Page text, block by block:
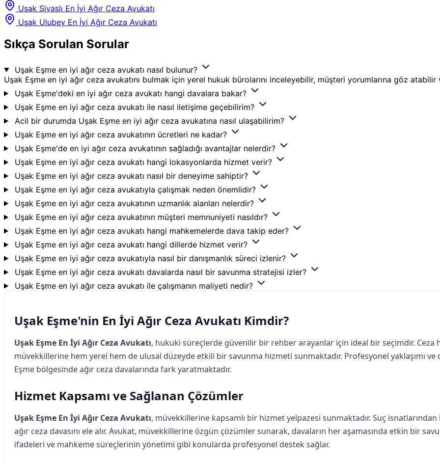
Uşak Sivaslı En İyi Ağır Ceza Avukatı
Uşak Ulubey En İyi Ağır Ceza Avukatı
Sıkça Sorulan Sorular
Uşak Eşme en iyi ağır ceza avukatı nasıl bulunur?
Uşak Eşme en iyi ağır ceza avukatını bulmak için yerel hukuk bürolarını inceleyebilir, müşteri yorumlarına göz
Uşak Eşme'deki en iyi ağır ceza avukatı hangi davalara bakar?
Uşak Eşme en iyi ağır ceza avukatı ile nasıl iletişime geçebilirim?
Acil bir durumda Uşak Eşme en iyi ağır ceza avukatına nasıl ulaşabilirim?
Uşak Eşme en iyi ağır ceza avukatının ücretleri ne kadar?
Uşak Eşme'de en iyi ağır ceza avukatının sağladığı avantajlar nelerdir?
Uşak Eşme en iyi ağır ceza avukatı hangi lokasyonlarda hizmet verir?
Uşak Eşme en iyi ağır ceza avukatı nasıl bir deneyime sahiptir?
Uşak Eşme en iyi ağır ceza avukatıyla çalışmak neden önemlidir?
Uşak Eşme en iyi ağır ceza avukatının uzmanlık alanları nelerdir?
Uşak Eşme en iyi ağır ceza avukatının müşteri memnuniyeti nasıldır?
Uşak Eşme en iyi ağır ceza avukatı hangi mahkemelerde dava takip eder?
Uşak Eşme en iyi ağır ceza avukatı hangi dillerde hizmet verir?
Uşak Eşme en iyi ağır ceza avukatıyla nasıl bir danışmanlık süreci izlenir?
Uşak Eşme en iyi ağır ceza avukatı davalarda nasıl bir savunma stratejisi izler?
Uşak Eşme en iyi ağır ceza avukatı ile çalışmanın maliyeti nedir?
Uşak Eşme'nin En İyi Ağır Ceza Avukatı Kimdir?
Uşak Eşme En İyi Ağır Ceza Avukatı, hukuki süreçlerde güvenilir bir rehber arayanlar için ideal bir seçimdir. Ceza
müvekkillerine hem yerel hem de ulusal düzeyde etkili bir savunma hizmeti sunmaktadır. Profesyonel yaklaşımı
Eşme bölgesinde ağır ceza davalarında fark yaratmaktadır.
Hizmet Kapsamı ve Sağlanan Çözümler
Uşak Eşme En İyi Ağır Ceza Avukatı, müvekkillerine kapsamlı bir hizmet yelpazesi sunmaktadır. Suç
ağır ceza davasını ele alır. Avukat, müvekkillerine özgün çözümler sunarak, davaların her aşamasında etkin bir
ifadeleri ve mahkeme süreçlerinin yönetimi gibi konularda profesyonel destek sağlar.